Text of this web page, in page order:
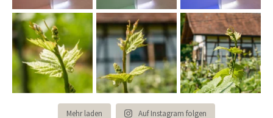
Mehr laden Auf Instagram folgen